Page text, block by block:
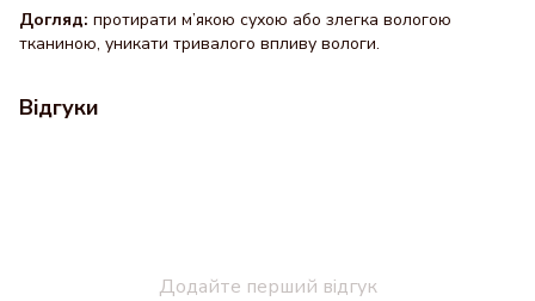
Догляд: протирати м’якою сухою або злегка вологою
тканиною, уникати тривалого впливу вологи.
Відгуки
Додайте перший відгук